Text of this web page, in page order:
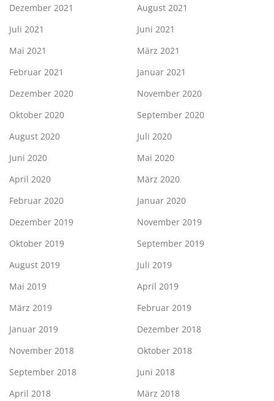
Dezember 2021
August 2021
Juli 2021
Juni 2021
Mai 2021
März 2021
Februar 2021
Januar 2021
Dezember 2020
November 2020
Oktober 2020
September 2020
August 2020
Juli 2020
Juni 2020
Mai 2020
April 2020
März 2020
Februar 2020
Januar 2020
Dezember 2019
November 2019
Oktober 2019
September 2019
August 2019
Juli 2019
Mai 2019
April 2019
März 2019
Februar 2019
Januar 2019
Dezember 2018
November 2018
Oktober 2018
September 2018
Juni 2018
April 2018
März 2018